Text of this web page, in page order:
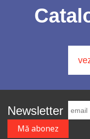
Newsletter